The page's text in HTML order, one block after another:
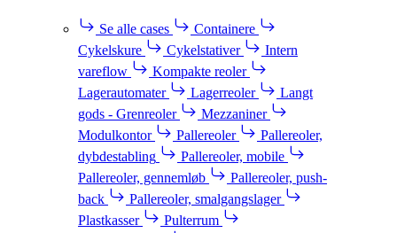
Se alle cases
Containere
Cykelskure
Cykelstativer
Intern
vareflow
Kompakte reoler
Lagerautomater
Lagerreoler
Langt
gods - Grenreoler
Mezzaniner
Modulkontor
Pallereoler
Pallereoler,
dybdestabling
Pallereoler, mobile
Pallereoler, gennemløb
Pallereoler, push-
back
Pallereoler, smalgangslager
Plastkasser
Pulterrum